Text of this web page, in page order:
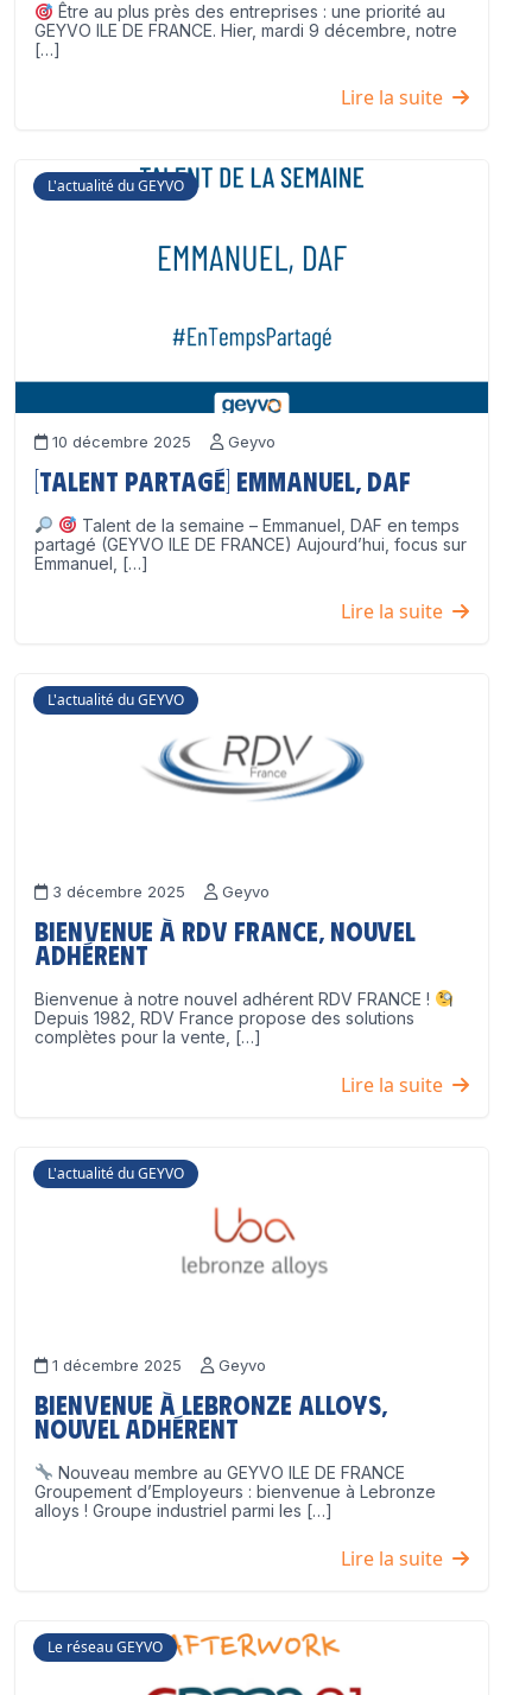
Être au plus près des entreprises : une priorité au
GEYVO ILE DE FRANCE. Hier, mardi 9 décembre, notre
[…]
Lire la suite
L'actualité du GEYVO
10 décembre 2025 Geyvo
[Talent partagé] Emmanuel, DAF
Talent de la semaine – Emmanuel, DAF en temps
partagé (GEYVO ILE DE FRANCE) Aujourd’hui, focus sur
Emmanuel, […]
Lire la suite
L'actualité du GEYVO
3 décembre 2025 Geyvo
Bienvenue à RDV France, nouvel
adhérent
Bienvenue à notre nouvel adhérent RDV FRANCE !
Depuis 1982, RDV France propose des solutions
complètes pour la vente, […]
Lire la suite
L'actualité du GEYVO
1 décembre 2025 Geyvo
Bienvenue à Lebronze Alloys,
nouvel adhérent
Nouveau membre au GEYVO ILE DE FRANCE
Groupement d’Employeurs : bienvenue à Lebronze
alloys ! Groupe industriel parmi les […]
Lire la suite
Le réseau GEYVO